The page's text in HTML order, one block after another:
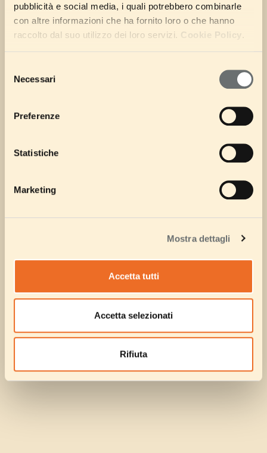
pubblicità e social media, i quali potrebbero combinarle
con altre informazioni che ha fornito loro o che hanno
raccolto dal suo utilizzo dei loro servizi. Cookie Policy.
delNecessari
Preferenze
Statistiche
Marketing
Mostra dettagli
Accetta tutti
Accetta selezionati
Rifiuta